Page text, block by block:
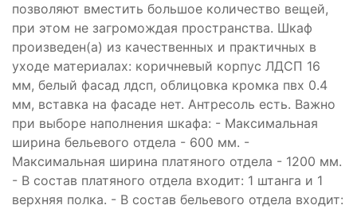
позволяют вместить большое количество вещей,
при этом не загромождая пространства. Шкаф
произведен(а) из качественных и практичных в
уходе материалах: коричневый корпус ЛДСП 16
мм, белый фасад лдсп, облицовка кромка пвх 0.4
мм, вставка на фасаде нет. Антресоль есть. Важно
при выборе наполнения шкафа: - Максимальная
ширина бельевого отдела - 600 мм. -
Максимальная ширина платяного отдела - 1200 мм.
- В состав платяного отдела входит: 1 штанга и 1
верхняя полка. - В состав бельевого отдела входит: